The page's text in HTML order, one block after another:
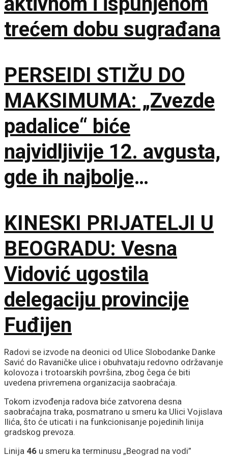
trećem dobu sugrađana
PERSEIDI STIŽU DO
MAKSIMUMA: „Zvezde
padalice“ biće
najvidljivije 12. avgusta,
gde ih najbolje
KINESKI PRIJATELJI U
BEOGRADU: Vesna
Vidović ugostila
delegaciju provincije
Fuđijen
Radovi se izvode na deonici od Ulice Slobodanke Danke
Savić do Ravaničke ulice i obuhvataju redovno održavanje
kolovoza i trotoarskih površina, zbog čega će biti
uvedena privremena organizacija saobraćaja.
Tokom izvođenja radova biće zatvorena desna
saobraćajna traka, posmatrano u smeru ka Ulici Vojislava
Ilića, što će uticati i na funkcionisanje pojedinih linija
gradskog prevoza.
Linija 46 u smeru ka terminusu „Beograd na vodi”